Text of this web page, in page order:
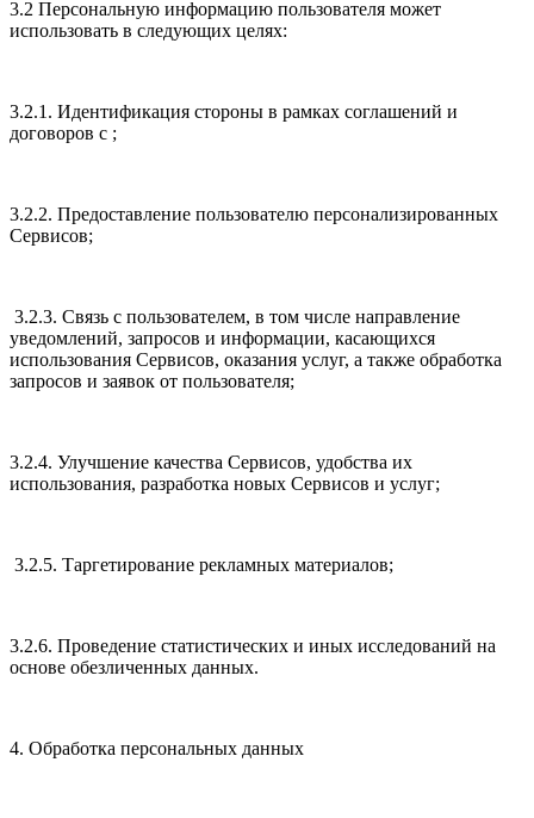
3.2 Персональную информацию пользователя может
использовать в следующих целях:
3.2.1. Идентификация стороны в рамках соглашений и
договоров с ;
3.2.2. Предоставление пользователю персонализированных
Сервисов;
3.2.3. Связь с пользователем, в том числе направление
уведомлений, запросов и информации, касающихся
использования Сервисов, оказания услуг, а также обработка
запросов и заявок от пользователя;
3.2.4. Улучшение качества Сервисов, удобства их
использования, разработка новых Сервисов и услуг;
3.2.5. Таргетирование рекламных материалов;
3.2.6. Проведение статистических и иных исследований на
основе обезличенных данных.
4. Обработка персональных данных